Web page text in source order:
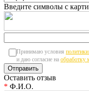
Введите символы с
Принимаю условия
и даю согласие на обработку
Оставить отзыв
* Ф.И.О.